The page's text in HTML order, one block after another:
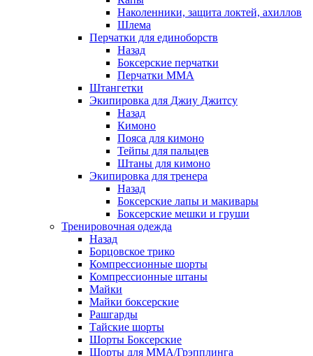
Наколенники, защита локтей, ахиллов
Шлема
Перчатки для единоборств
Назад
Боксерские перчатки
Перчатки ММА
Штангетки
Экипировка для Джиу Джитсу
Назад
Кимоно
Пояса для кимоно
Тейпы для пальцев
Штаны для кимоно
Экипировка для тренера
Назад
Боксерские лапы и макивары
Боксерские мешки и груши
Тренировочная одежда
Назад
Борцовское трико
Компрессионные шорты
Компрессионные штаны
Майки
Майки боксерские
Рашгарды
Тайские шорты
Шорты Боксерские
Шорты для ММА/Грэпплинга